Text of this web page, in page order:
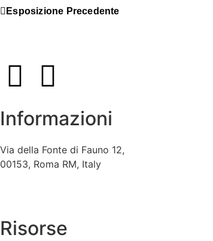
Esposizione Precedente
Informazioni
Via della Fonte di Fauno 12,
00153, Roma RM, Italy
Risorse